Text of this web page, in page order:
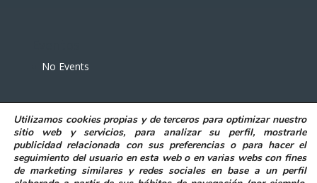
No Events
POLITICA DE PRIVACIDAD
AVISO LEGAL
POLITICA DE COOKIES
Utilizamos cookies propias y de terceros para optimizar nuestro
sitio web y servicios, para analizar su perfil, mostrarle
publicidad relacionada con sus preferencias o para hacer el
seguimiento del usuario en esta web o en varias webs con fines
de marketing similares y redes sociales en base a un perfil